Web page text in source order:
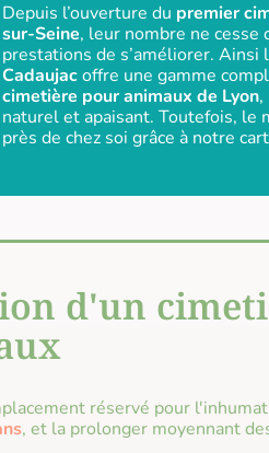
Depuis l’ouverture du premier
sur-Seine, leur nombre ne cesse
prestations de s’améliorer. Ainsi
Cadaujacoffre une gamme
cimetière pour animaux de Lyon,
naturel et apaisant. Toutefois, le
près de chez soi grâce à notre
d'un
réservé pour
, et la prolonger moyennant